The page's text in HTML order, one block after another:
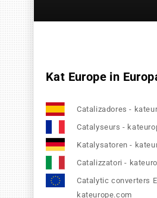
Kat Europe in
Catalizadores -
Catalyseurs -
Katalysatoren -
Catalizzatori -
Catalytic converters
kateurope.com